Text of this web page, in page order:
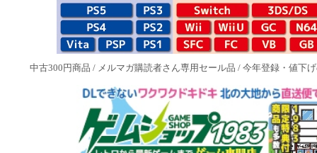
中古300円商品 / メルマガ購読者さん専用セール品 / 今年登録・値下